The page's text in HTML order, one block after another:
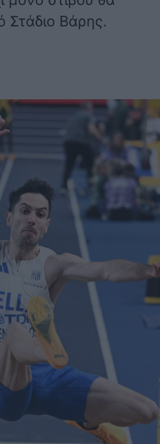
Στάδιο Βάρης.